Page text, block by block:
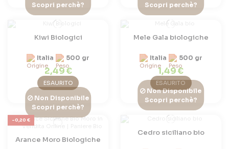
Scopri perchè?
Kiwi Biologici
Italia 500 gr
2,49 €
ESAURITO
Scopri perchè?
Mele Gala biologiche
Italia 500 gr
1,49 €
ESAURITO
-0,20 €
Non Disponibile
Scopri perchè?
Arance Moro Biologiche
Non Disponibile
Scopri perchè?
Cedro siciliano bio